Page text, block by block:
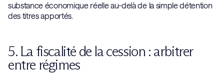
substance économique réelle au-delà de la simple détention
des titres apportés.
5. La fiscalité de la cession : arbitrer
entre régimes